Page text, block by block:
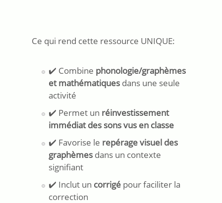
Ce qui rend cette ressource UNIQUE:
✔️ Combine phonologie/graphèmes
et mathématiques dans une seule
activité
✔️ Permet un réinvestissement
immédiat des sons vus en classe
✔️ Favorise le repérage visuel des
graphèmes dans un contexte
signifiant
✔️ Inclut un corrigé pour faciliter la
correction